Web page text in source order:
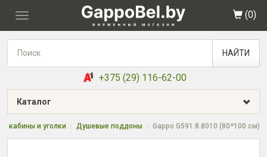
Toggle
(0)
НАЙТИ
+375 (29) 116-62-00
Каталог
кабины и уголки Душевые поддоны Gappo G591.8.8010 (80*100 см)